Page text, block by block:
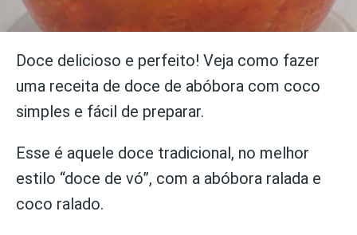
Doce delicioso e perfeito! Veja como fazer
uma receita de doce de abóbora com coco
simples e fácil de preparar.
Esse é aquele doce tradicional, no melhor
estilo “doce de vó”, com a abóbora ralada e
coco ralado.